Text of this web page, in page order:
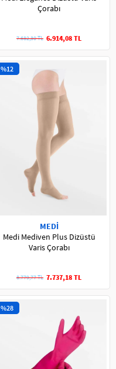
Çorabı
6.914,08 TL
7.682,30 TL
MEDİ
Medi Mediven Plus Dizüstü
Varis Çorabı
7.737,18 TL
8.779,77 TL
%12
%28